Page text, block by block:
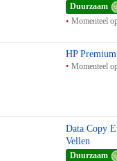
Duurzaam
Momenteel
HP
Momenteel
Data Copy
Vellen
Duurzaam